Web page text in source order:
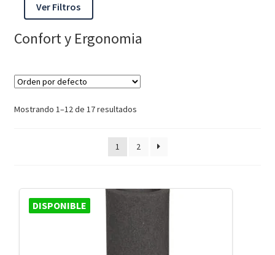
Ver Filtros
Confort y Ergonomia
Mostrando 1–12 de 17 resultados
1 2
DISPONIBLE